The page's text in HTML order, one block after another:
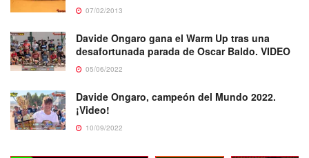
07/02/2013
Davide Ongaro gana el Warm Up tras una
desafortunada parada de Oscar Baldo. VIDEO
05/06/2022
Davide Ongaro, campeón del Mundo 2022.
¡Video!
10/09/2022